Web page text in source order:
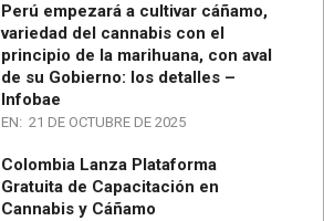
Perú empezará a cultivar cáñamo,
variedad del cannabis con el
principio de la marihuana, con aval
de su Gobierno: los detalles –
Infobae
EN: 21 DE OCTUBRE DE 2025
Colombia Lanza Plataforma
Gratuita de Capacitación en
Cannabis y Cáñamo